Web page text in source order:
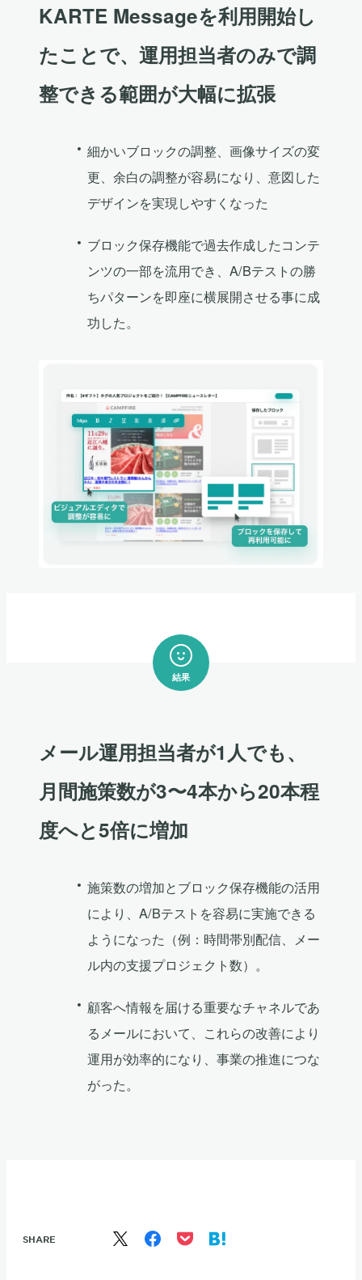
KARTE Messageを利用開始し
たことで、運用担当者のみで調
整できる範囲が大幅に拡張
細かいブロックの調整、画像サイズの変
更、余白の調整が容易になり、意図した
デザインを実現しやすくなった
ブロック保存機能で過去作成したコンテ
ンツの一部を流用でき、A/Bテストの勝
ちパターンを即座に横展開させる事に成
功した。
結果
メール運用担当者が1人でも、
月間施策数が3〜4本から20本程
度へと5倍に増加
施策数の増加とブロック保存機能の活用
により、A/Bテストを容易に実施できる
ようになった（例：時間帯別配信、メー
ル内の支援プロジェクト数）。
顧客へ情報を届ける重要なチャネルであ
るメールにおいて、これらの改善により
運用が効率的になり、事業の推進につな
がった。
SHARE